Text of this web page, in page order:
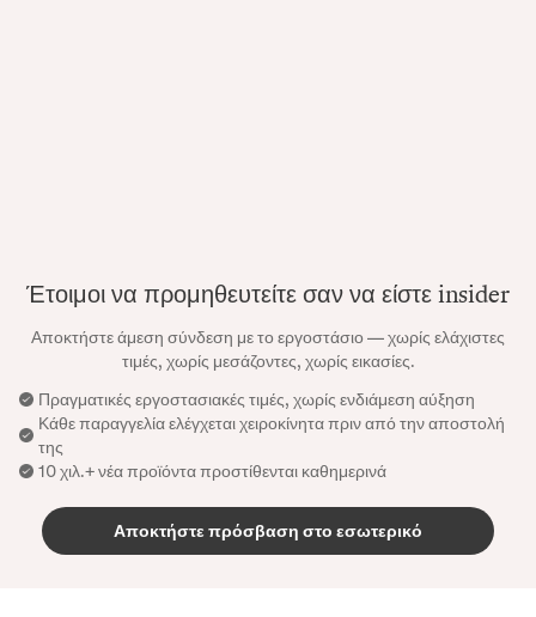
Έτοιμοι να προμηθευτείτε σαν να είστε insider
Αποκτήστε άμεση σύνδεση με το εργοστάσιο — χωρίς ελάχιστες
τιμές, χωρίς μεσάζοντες, χωρίς εικασίες.
Πραγματικές εργοστασιακές τιμές, χωρίς ενδιάμεση αύξηση
Κάθε παραγγελία ελέγχεται χειροκίνητα πριν από την αποστολή
της
10 χιλ.+ νέα προϊόντα προστίθενται καθημερινά
Αποκτήστε πρόσβαση στο εσωτερικό